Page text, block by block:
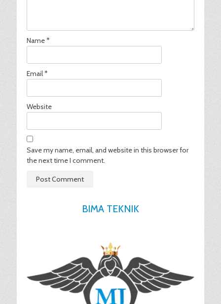
Name*
Email*
Website
Save my name, email, and website in this browser for
the next time I comment.
BIMA TEKNIK